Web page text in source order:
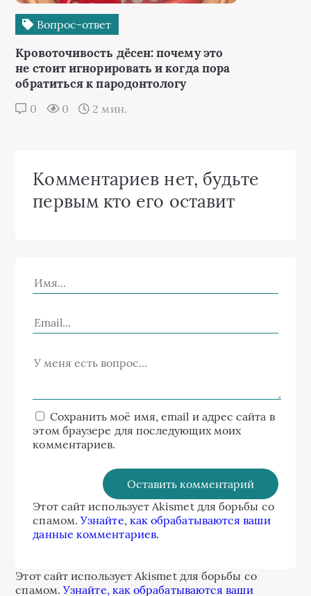
Вопрос-ответ
Кровоточивость дёсен: почему это
не стоит игнорировать и когда пора
обратиться к пародонтологу
0 0 2 мин.
Комментариев нет, будьте
первым кто его оставит
Сохранить моё имя, email и адрес сайта в
этом браузере для последующих моих
комментариев.
Этот сайт использует Akismet для борьбы со
спамом.Узнайте, как обрабатываются ваши
данные комментариев.
Этот сайт использует Akismet для борьбы со
спамом.Узнайте, как обрабатываются ваши